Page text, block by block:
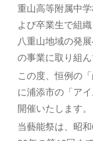
重山高等附属中
よび卒業生で組
八重山地域の発
の事業に取り組ん
この度、恒例の
に浦添市の「ア
開催いたします。
当藝能祭は、昭